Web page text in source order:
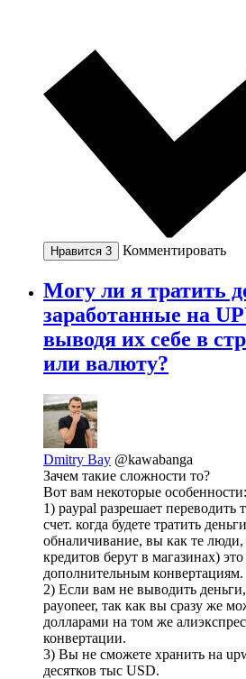
Нравится 3 Комментировать
Могу ли я тратить
заработанные на
выводя их себе в
или валюту?
Dmitry Bay @kawabanga
Зачем такие сложности то?
Вот вам некоторые особенности:
1) paypal разрешает переводить
счет. когда будете тратить
обналичивание, вы как те люди,
кредитов берут в магазинах)
дополнительным конвертациям.
2) Если вам не выводить
payoneer, так как вы сразу же
долларами на том же
конвертации.
3) Вы не сможете хранить на
десятков тыс USD.